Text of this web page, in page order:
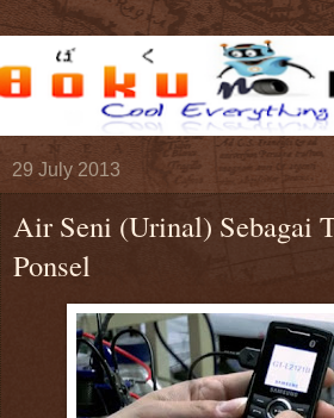
29 July 2013
Air Seni (Urinal) Sebagai
Ponsel